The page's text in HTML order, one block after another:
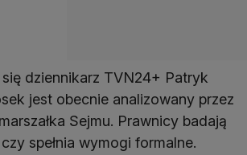
się dziennikarz TVN24+ Patryk
jest obecnie analizowany przez
Sejmu. Prawnicy badają
spełnia wymogi formalne.